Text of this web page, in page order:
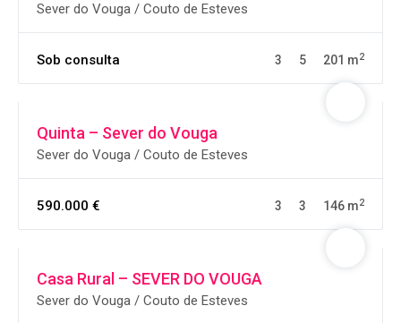
Sever do Vouga / Couto de Esteves
Sob consulta 201 m2
5
3
Quinta – Sever do Vouga
Sever do Vouga / Couto de Esteves
590.000 € 146 m2
3
3
Casa Rural – SEVER DO VOUGA
Sever do Vouga / Couto de Esteves